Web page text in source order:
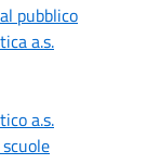
pubblico
a.s.
a.s.